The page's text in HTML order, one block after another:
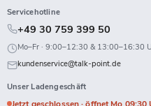
Servicehotline
+49 30 759 399 50
Mo–Fr · 9:00–12:30 & 13:00–16:30
kundenservice@talk-point.de
Unser Ladengeschäft